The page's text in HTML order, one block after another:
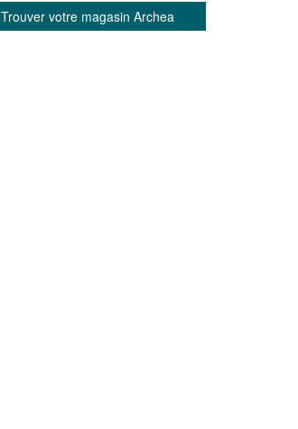
Trouver votre magasin Archea